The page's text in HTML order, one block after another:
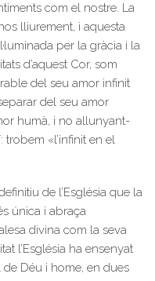
com el nostre. La
lliurement, i aquesta
per la gràcia i la
d’aquest Cor, som
del seu amor infinit
del seu amor
humà, i no allunyant-
«l’infinit en el
de l’Església que la
única i abraça
divina com la seva
l’Església ha ensenyat
Déu i home, en dues